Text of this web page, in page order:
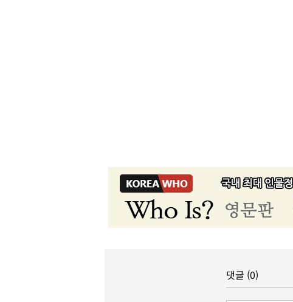
댓글 (0)